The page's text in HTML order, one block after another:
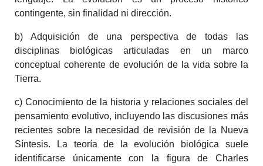
contingente, sin finalidad ni dirección.
b) Adquisición de una perspectiva de todas las
disciplinas biológicas articuladas en un marco
conceptual coherente de evolución de la vida sobre la
Tierra.
c) Conocimiento de la historia y relaciones sociales del
pensamiento evolutivo, incluyendo las discusiones más
recientes sobre la necesidad de revisión de la Nueva
Síntesis. La teoría de la evolución biológica suele
identificarse únicamente con la figura de Charles